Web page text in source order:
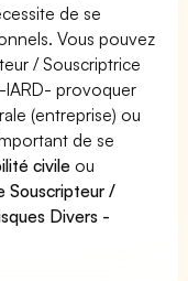
de se
Vous pouvez
/ Souscriptrice
IARD- provoquer
(entreprise) ou
de se
civile ou
Souscripteur /
Divers -